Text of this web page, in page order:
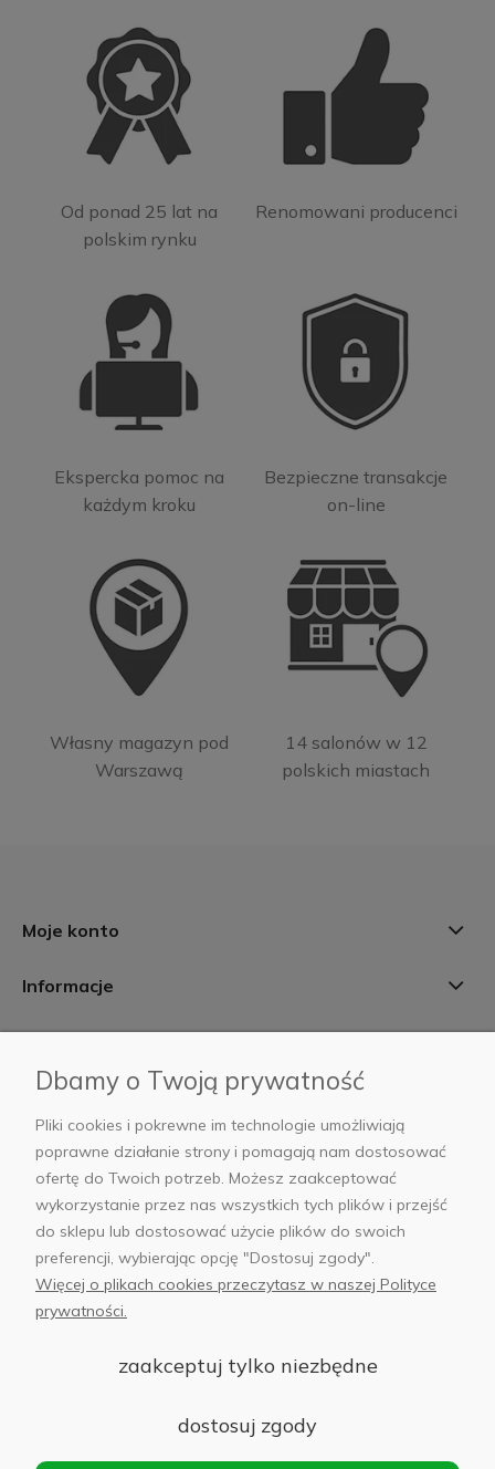
Od ponad 25 lat na
polskim rynku
Renomowani producenci
Ekspercka pomoc na
każdym kroku
Bezpieczne transakcje
on-line
Własny magazyn pod
Warszawą
14 salonów w 12
polskich miastach
Moje konto
Informacje
AB Foto
sklep@abfoto.pl
+48 797 971 275
© 2025 Wszelkie prawa zastrzeżone. Serwis własnością:
Sp. z o.o.
Dbamy o Twoją prywatność
Pliki cookies i pokrewne im technologie umożliwiają
poprawne działanie strony i pomagają nam dostosować
ofertę do Twoich potrzeb. Możesz zaakceptować
wykorzystanie przez nas wszystkich tych plików i przejść
do sklepu lub dostosować użycie plików do swoich
preferencji, wybierając opcję "Dostosuj zgody".
Więcej o plikach cookies przeczytasz w naszej Polityce
prywatności.
zaakceptuj tylko niezbędne
dostosuj zgody